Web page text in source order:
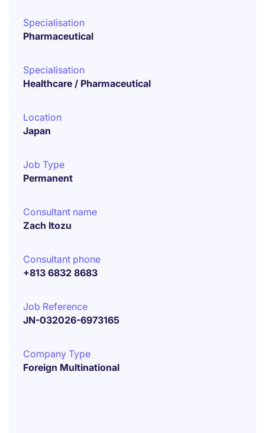
Specialisation
Pharmaceutical
Specialisation
Healthcare / Pharmaceutical
Location
Japan
Job Type
Permanent
Consultant name
Zach Itozu
Consultant phone
+813 6832 8683
Job Reference
JN-032026-6973165
Company Type
Foreign Multinational